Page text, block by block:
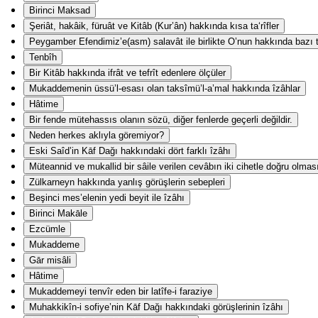
Birinci Maksad
Şeriât, hakâik, füruât ve Kitâb (Kur’ân) hakkında kısa ta‘rîfler
Peygamber Efendimiz’e(asm) salavât ile birlikte O’nun hakkında bazı
Tenbîh
Bir Kitâb hakkında ifrât ve tefrît edenlere ölçüler
Mukaddemenin üssü’l-esası olan taksîmü’l-a’mal hakkında îzâhlar
Hâtime
Bir fende mütehassıs olanın sözü, diğer fenlerde geçerli değildir.
Neden herkes aklıyla göremiyor?
Eski Saîd’in Kāf Dağı hakkındaki dört farklı îzâhı
Müteannid ve mukallid bir sâile verilen cevâbın iki cihetle doğru olması
Zülkarneyn hakkında yanlış görüşlerin sebepleri
Beşinci mes’elenin yedi beyit ile îzâhı
Birinci Makāle
Ezcümle
Mukaddeme
Gār misâli
Hâtime
Mukaddemeyi tenvîr eden bir latîfe-i faraziye
Muhakkikîn-i sofiye’nin Kāf Dağı hakkındaki görüşlerinin îzâhı